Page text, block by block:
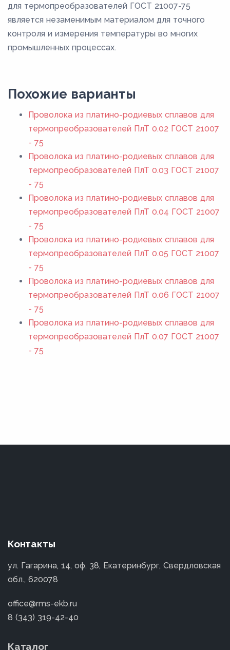
для термопреобразователей ГОСТ 21007-75
является незаменимым материалом для точного
контроля и измерения температуры во многих
промышленных процессах.
Похожие варианты
Проволока из платино-родиевых сплавов для
термопреобразователей ПлТ 0.02 ГОСТ 21007
- 75
Проволока из платино-родиевых сплавов для
термопреобразователей ПлТ 0.03 ГОСТ 21007
- 75
Проволока из платино-родиевых сплавов для
термопреобразователей ПлТ 0.04 ГОСТ 21007
- 75
Проволока из платино-родиевых сплавов для
термопреобразователей ПлТ 0.05 ГОСТ 21007
- 75
Проволока из платино-родиевых сплавов для
термопреобразователей ПлТ 0.06 ГОСТ 21007
- 75
Проволока из платино-родиевых сплавов для
термопреобразователей ПлТ 0.07 ГОСТ 21007
- 75
Контакты
ул. Гагарина, 14, оф. 38, Екатеринбург, Свердловская
обл., 620078
office@rms-ekb.ru
8 (343) 319-42-40
Каталог